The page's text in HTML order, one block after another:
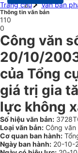
Trang chủ
Văn bản
Thông tin văn bản
110
0
Công văn
20/10/
của Tổng
giá trị gia
lực không
Số hiệu văn bản:
Loại văn bản: Công văn
Cơ quan ban hành:
Ngày ban hành: 20-10-